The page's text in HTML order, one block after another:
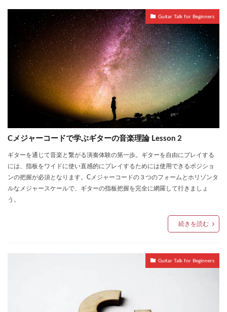
Guitar Talk for Beginners
Cメジャーコードで学ぶギターの音楽理論 Lesson 2
ギターを通じて音楽と繋がる演奏体験の第一歩。ギターを自由にプレイする
には、指板をワイドに使い直感的にプレイするためには使用できるポジショ
ンの把握が必須となります。Cメジャーコードの３つのフォームとホリゾンタ
ルなメジャースケールで、ギターの指板把握を完全に網羅して行きましょ
う。
続きを読む
Guitar Talk for Beginners